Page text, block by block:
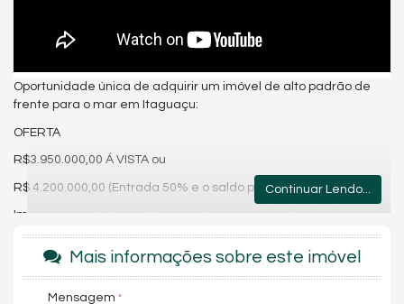
Oportunidade única de adquirir um imóvel de alto padrão de
frente para o mar em Itaguaçu:
OFERTA
R$3.950.000,00 Á VISTA ou
R$ 4.200.000,00 (Entrada 50% e o saldo parcelado).
Imagine viver todos os dias com uma
mar, sentindo a brisa suave e aproveitando o melhor do litoral
catarinense. Essa é a oportunidade de adquirir um imóvel
, localizado na charmosa
Continuar Lendo...
Mais informações sobre este imóvel
Mensagem